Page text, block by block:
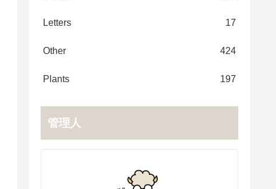
Letters 17
Other 424
Plants 197
管理人